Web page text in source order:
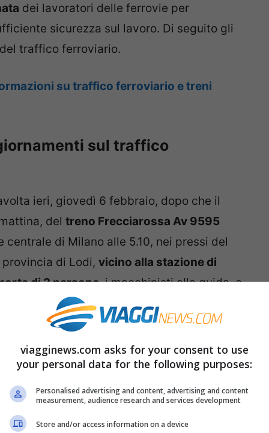
dei lavoratori delle ferrovie per
sicurezza sul lavoro. Di seguito gli
traffico ferroviario.
su traffico ferroviario e treni
sul traffico
ieri, giovedì 6 febbraio, dopo che il
del treno Frecciarossa Av 9595
centrale di Milano alle 5.10, nei pressi del
provincia di Lodi, vicino alla stazione di
di 2 persone, i macchinisti alla guida, e
Per una serie di circostanze fortunate
essere una strage.
dell’alta velocità da Milano a Bolognaè
la percorrono sono stati spostati sulla
, con ritardi anche fino a 60 minuti. Altri
delle limitazioni di percorso.
viagginews.com asks for your consent to use
your personal data for the following purposes:
Personalised advertising and content, advertising and content
measurement, audience research and services development
Store and/or access information on a device